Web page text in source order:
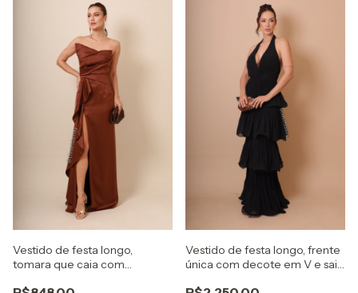
Vestido de festa longo,
tomara que caia com
Vestido de festa longo, frente
única com decote em V e saia